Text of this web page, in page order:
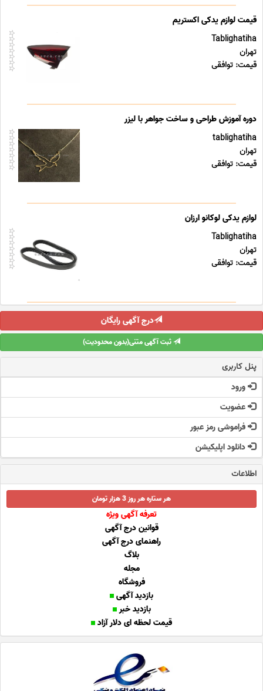
قیمت لوازم یدکی اکستریم
Tablighatiha
تهران
قیمت: توافقی
دوره آموزش طراحی و ساخت جواهر با لیزر
tablighatiha
تهران
قیمت: توافقی
لوازم یدکی لوکانو ارزان
Tablighatiha
تهران
قیمت: توافقی
درج آگهی رایگان
ثبت آگهی متنی(بدون محدودیت)
پنل کاربری
ورود
عضویت
فراموشی رمز عبور
دانلود اپلیکیشن
اطلاعات
هر ستاره هر روز 3 هزار تومان
تعرفه آگهی ویژه
قوانین درج آگهی
راهنمای درج آگهی
بلاگ
مجله
فروشگاه
بازدید آگهی
بازدید خبر
قیمت لحظه ای دلار آزاد